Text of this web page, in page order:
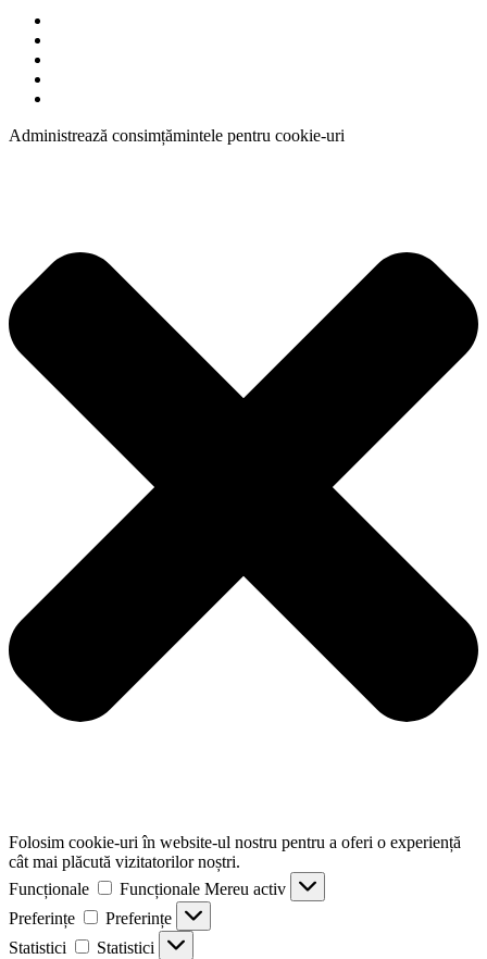
Administrează consimțămintele pentru cookie-uri
Folosim cookie-uri în website-ul nostru pentru a oferi o experiență
cât mai plăcută vizitatorilor noștri.
Funcționale
Funcționale Mereu activ
Preferințe
Preferințe
Statistici
Statistici